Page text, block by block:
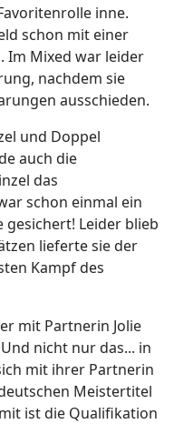
inne.
schon mit einer
Im Mixed war leider
nachdem sie
ausschieden.
und Doppel
auch die
das
schon einmal ein
gesichert! Leider blieb
lieferte sie der
Kampf des
mit Partnerin Jolie
nicht nur das... in
mit ihrer Partnerin
Meistertitel
ist die Qualifikation